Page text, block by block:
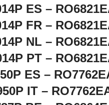
ES –
FR –
NL –
PT –
ES –
IT –